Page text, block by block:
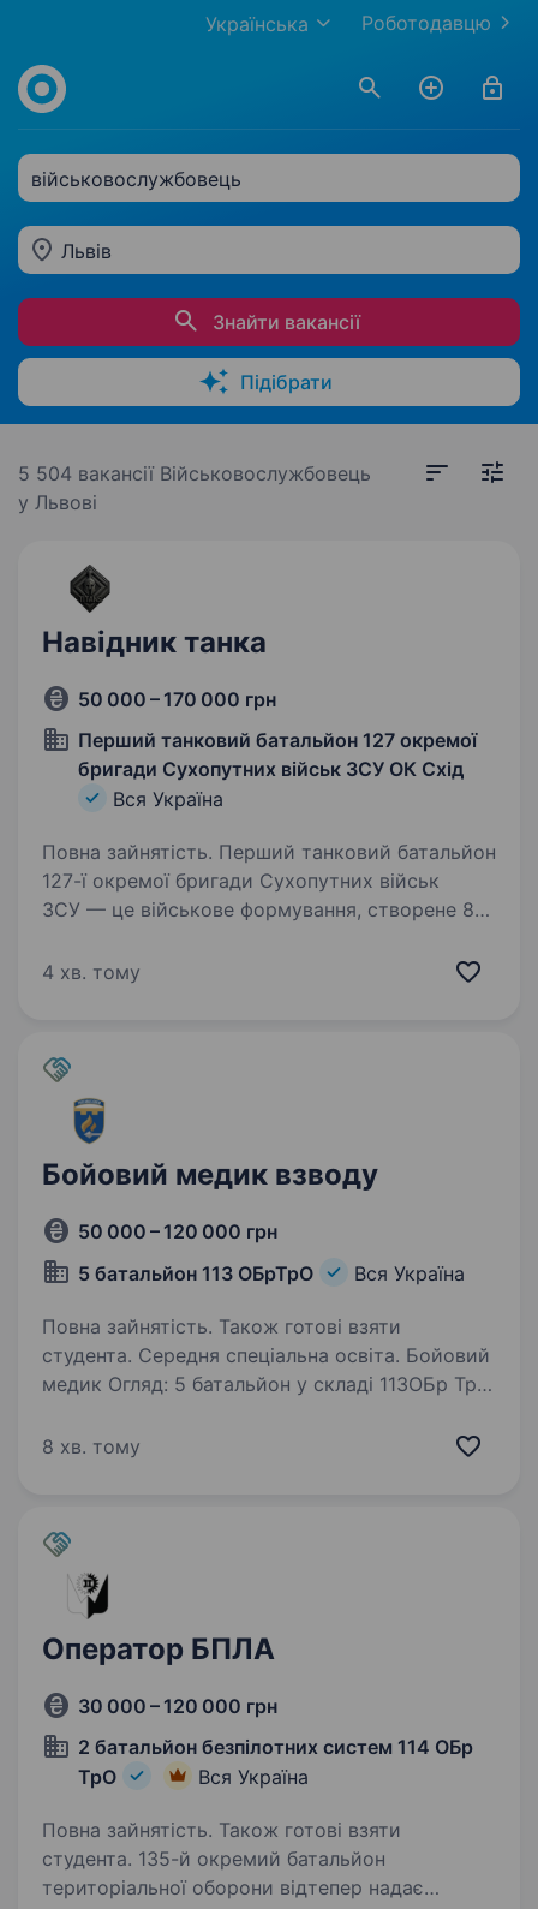
Роботодавцю
Українська
військовослужбовець
Львів
Знайти вакансії
Підібрати
5 504 вакансії Військовослужбовець
у Львові
Навідник танка
50 000 – 170 000 грн
Перший танковий батальйон 127 окремої
бригади Сухопутних військ ЗСУ ОК Схід
Вся Україна
Повна зайнятість. Перший танковий батальйон
127-ї окремої бригади Сухопутних військ
ЗСУ — це військове формування, створене 8
України. Його мета — захист рідного міста-
4 хв. тому
Бойовий медик взводу
50 000 – 120 000 грн
5 батальйон 113 ОБрТрО
Вся Україна
Повна зайнятість. Також готові взяти
студента. Середня спеціальна освіта. Бойовий
медик Огляд: 5 батальйон у складі 113ОБр ТрО.
країни ми розпочали від початку
захисту цілісності…
8 хв. тому
Оператор БПЛА
30 000 – 120 000 грн
2 батальйон безпілотних систем 114 ОБр
ТрО
Вся Україна
Повна зайнятість. Також готові взяти
студента. 135-й окремий батальйон
територіальної оборони відтепер надає